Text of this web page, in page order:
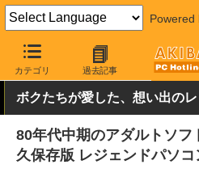
Powered
カテゴリ 過去記事
AKIBA PC Hotline! PC本体・ソフト
ボクたちが愛した、想い出の
80年代中期のアダルトソ
久保存版 レジェンドパソ